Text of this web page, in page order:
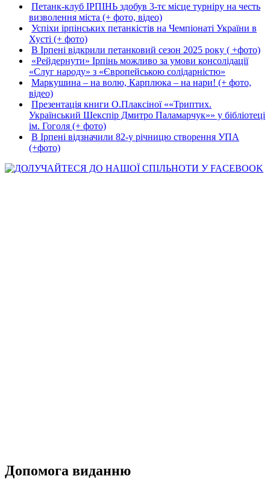
Петанк-клуб ІРПІНЬ здобув 3-тє місце турніру на честь
визволення міста (+ фото, відео)
Успіхи ірпінських петанкістів на Чемпіонаті України в
Хусті (+ фото)
В Ірпені відкрили петанковий сезон 2025 року ( +фото)
«Рейдернути» Ірпінь можливо за умови консолідації
«Слуг народу» з «Європейською солідарністю»
Маркушина – на волю, Карплюка – на нари! (+ фото,
відео)
Презентація книги О.Плаксіної ««Триптих.
Український Шекспір Дмитро Паламарчук»» у бібліотеці
ім. Гоголя (+ фото)
В Ірпені відзначили 82-у річницю створення УПА
(+фото)
Допомога виданню